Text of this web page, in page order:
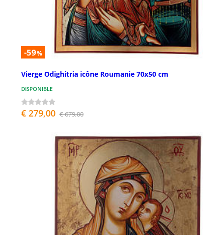
-59%
Vierge Odighitria icône Roumanie 70x50 cm
DISPONIBLE
€ 279,00 € 679,00